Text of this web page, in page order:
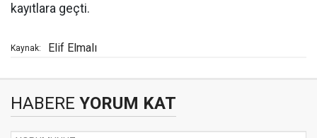
kayıtlara geçti.
Kaynak: Elif Elmalı
HABERE YORUM KAT